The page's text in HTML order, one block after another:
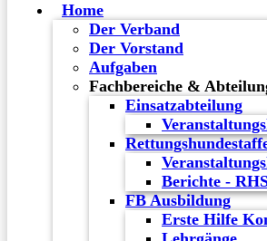
Home
Der Verband
Der Vorstand
Aufgaben
Fachbereiche &
Einsatzabteilung
Berichte -
FB Ausbildung
Erste Hilfe